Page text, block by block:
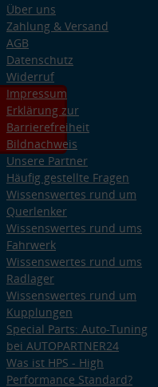
Über uns
Zahlung & Versand
AGB
Datenschutz
Widerruf
Impressum
Erklärung zur
Barrierefreiheit
Bildnachweis
Unsere Partner
Häufig gestellte Fragen
Wissenswertes rund um
Querlenker
Wissenswertes rund ums
Fahrwerk
Wissenswertes rund ums
Radlager
Wissenswertes rund um
Kupplungen
Special Parts: Auto-Tuning
bei AUTOPARTNER24
Was ist HPS - High
Performance Standard?